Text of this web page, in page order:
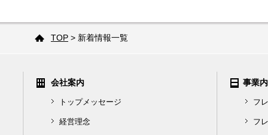
TOP > 新着情報一覧
会社案内
トップメッセージ
経営理念
事業
フ
フ